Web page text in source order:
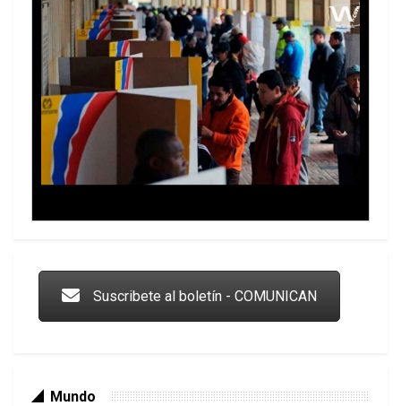
Suscribete al boletín - COMUNICAN
Mundo